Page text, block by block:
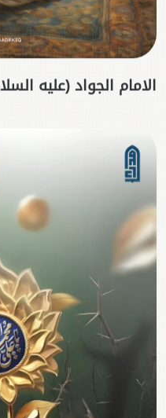
الامام الجواد (عليه